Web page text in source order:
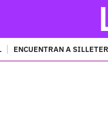
ENCUENTRAN A